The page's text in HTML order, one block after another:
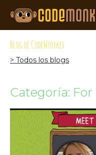
Blog de CodeMonkey
> Todos los blogs
Categoría: For